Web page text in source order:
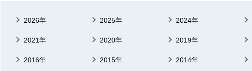
2026年 2025年 2024年
2021年 2020年 2019年
2016年 2015年 2014年